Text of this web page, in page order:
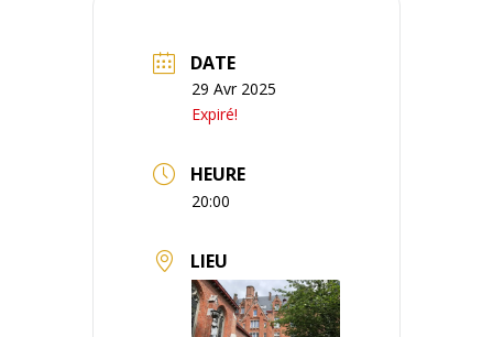
DATE
29 Avr 2025
Expiré!
HEURE
20:00
LIEU